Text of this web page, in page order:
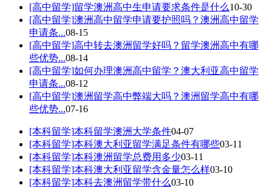
[高中留学]留学澳洲高中生申请要求条件是什么10-30
[高中留学]澳洲高中留学申请要护照吗？澳洲高中留学
申请条...08-15
[高中留学]高中转去澳洲留学好吗？留学澳洲高中有哪
些优势...08-14
[高中留学]如何办理澳洲高中留学？澳大利亚高中留学
申请条...08-12
[高中留学]澳洲留学高中弊端大吗？澳洲留学高中有哪
些优势...07-16
[本科留学]本科留学澳洲大学条件04-07
[本科留学]本科澳大利亚留学满足条件有哪些03-11
[本科留学]本科澳洲留学总费用多少03-11
[本科留学]本科澳大利亚留学含金量怎么样03-10
[本科留学]本科去澳洲留学带什么03-10